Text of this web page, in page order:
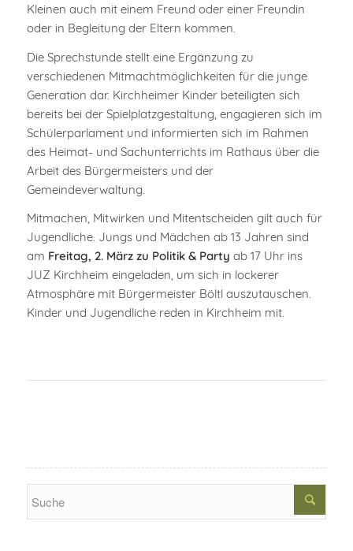
Kleinen auch mit einem Freund oder einer Freundin
oder in Begleitung der Eltern kommen.
Die Sprechstunde stellt eine Ergänzung zu
verschiedenen Mitmachtmöglichkeiten für die junge
Generation dar. Kirchheimer Kinder beteiligten sich
bereits bei der Spielplatzgestaltung, engagieren sich im
Schülerparlament und informierten sich im Rahmen
des Heimat- und Sachunterrichts im Rathaus über die
Arbeit des Bürgermeisters und der
Gemeindeverwaltung.
Mitmachen, Mitwirken und Mitentscheiden gilt auch für
Jugendliche. Jungs und Mädchen ab 13 Jahren sind
am Freitag, 2. März zu Politik & Party ab 17 Uhr ins
JUZ Kirchheim eingeladen, um sich in lockerer
Atmosphäre mit Bürgermeister Böltl auszutauschen.
Kinder und Jugendliche reden in Kirchheim mit.